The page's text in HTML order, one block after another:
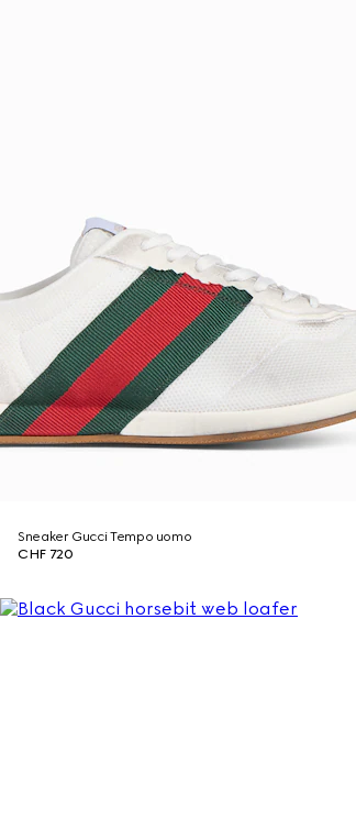
Sneaker Gucci Tempo uomo
CHF 720